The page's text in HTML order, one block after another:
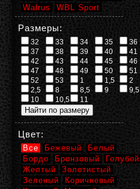
Walrus
WBL Sport
Размеры:
32 33 34 35
36
37
38 39 40
41
42
43 44 45
46
47
48 49 50
51
52
53 1 1,5
2
2,5
8 8,5 9
9,5
10
10,5 11
Цвет:
Все Бежевый
Белый
Бордо
Бронзовый
Голубой
Желтый
Золотистый
Зеленый
Коричневый